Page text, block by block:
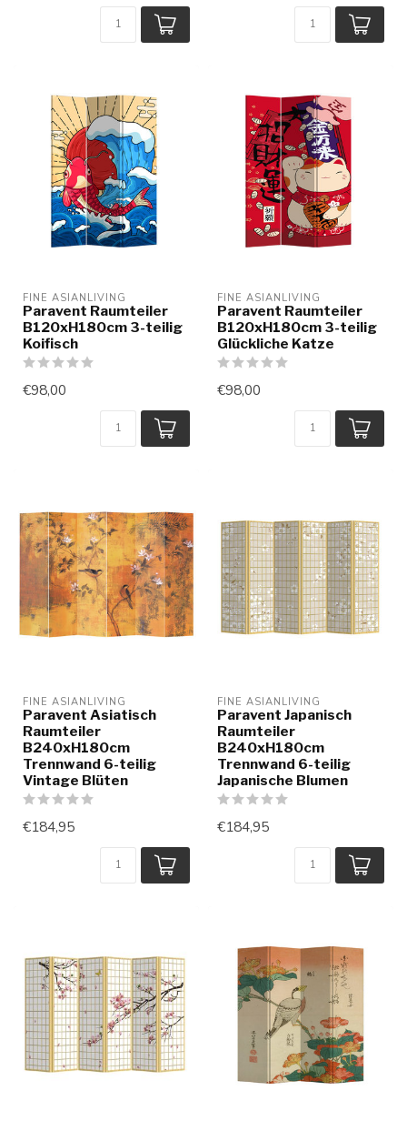
FINE ASIANLIVING
Paravent Raumteiler
B120xH180cm 3-teilig
Koifisch
€98,00
FINE ASIANLIVING
Paravent Raumteiler
B120xH180cm 3-teilig
Glückliche Katze
€98,00
FINE ASIANLIVING
Paravent Asiatisch
Raumteiler
B240xH180cm
Trennwand 6-teilig
Vintage Blüten
€184,95
FINE ASIANLIVING
Paravent Japanisch
Raumteiler
B240xH180cm
Trennwand 6-teilig
Japanische Blumen
€184,95